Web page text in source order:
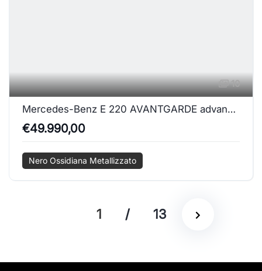
10
Mercedes-Benz E 220 AVANTGARDE advanced
€49.990,00
Nero Ossidiana Metallizzato
1 / 13